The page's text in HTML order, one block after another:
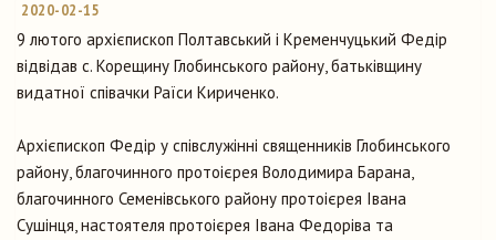
2020-02-15
9 лютого архієпископ Полтавський і Кременчуцький Федір
відвідав с. Корещину Глобинського району, батьківщину
видатної співачки Раїси Кириченко.
Архієпископ Федір у співслужінні священників Глобинського
району, благочинного протоієрея Володимира Барана,
благочинного Семенівського району протоієрея Івана
Сушінця, настоятеля протоієрея Івана Федоріва та